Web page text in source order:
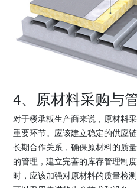
4、原材料采购与
对于楼承板生产商来说，原材料
重要环节。应该建立稳定的供应
长期合作关系，确保原材料的质
的管理，建立完善的库存管理制
时，应该加强对原材料的质量检